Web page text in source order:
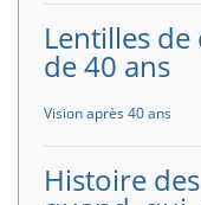
Lentilles
de 40 ans
Vision après 40 ans
Histoire